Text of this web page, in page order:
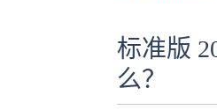
标准版
么？